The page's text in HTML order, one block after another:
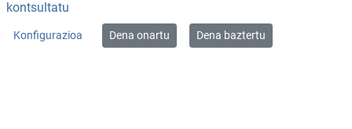
KONTAKTUA
LEGE OHARRA
kontsultatu
Konfigurazioa Dena onartu Dena baztertu